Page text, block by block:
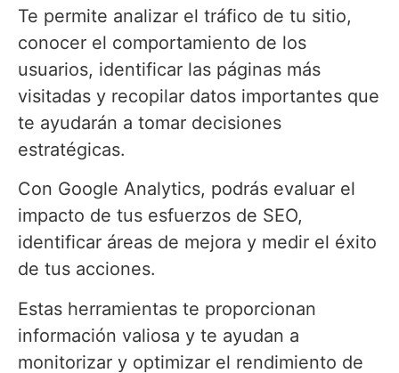
Te permite analizar el tráfico de tu sitio,
conocer el comportamiento de los
usuarios, identificar las páginas más
visitadas y recopilar datos importantes que
te ayudarán a tomar decisiones
estratégicas.
Con Google Analytics, podrás evaluar el
impacto de tus esfuerzos de SEO,
identificar áreas de mejora y medir el éxito
de tus acciones.
Estas herramientas te proporcionan
información valiosa y te ayudan a
monitorizar y optimizar el rendimiento de